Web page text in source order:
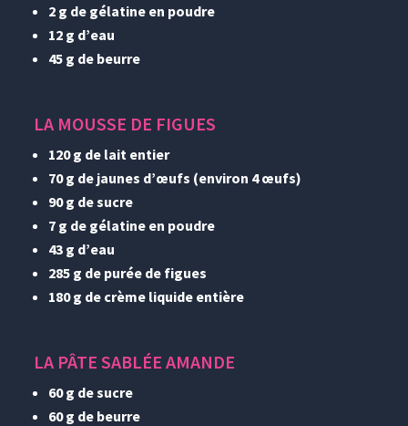
2 g de gélatine en poudre
12 g d’eau
45 g de beurre
LA MOUSSE DE FIGUES
120 g de lait entier
70 g de jaunes d’œufs (environ 4 œufs)
90 g de sucre
7 g de gélatine en poudre
43 g d’eau
285 g de purée de figues
180 g de crème liquide entière
LA PÂTE SABLÉE AMANDE
60 g de sucre
60 g de beurre